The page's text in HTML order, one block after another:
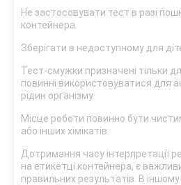
Не застосовувати тест в разі
контейнера.
Зберігати в недоступному для
Тест-смужки призначені тільки
повинні використовуватися для
рідин організму.
Місце роботи повинно бути
або інших хімікатів.
Дотримання часу інтерпретації
на етикетці контейнера, є
правильних результатів. В